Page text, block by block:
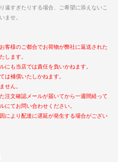
遠すぎたりする場合、ご希望に添えないこ
ませ。
客様のご都合でお荷物が弊社に返送された
します。
にも当店では責任を負いかねます。
は補償いたしかねます。
せん。
注文確認メールが届いてから一週間経って
にてお問い合わせください。
により配達に遅延が発生する場合がござい